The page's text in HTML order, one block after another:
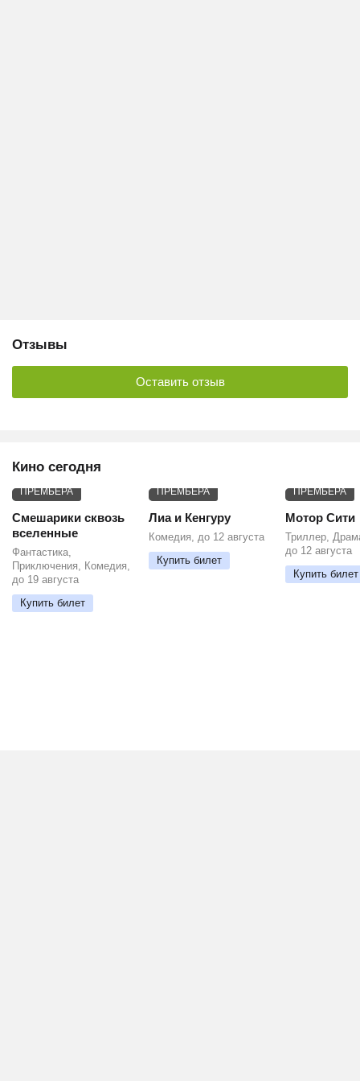
Отзывы
Оставить отзыв
Кино сегодня
ПРЕМЬЕРА
Смешарики сквозь
вселенные
Фантастика,
Приключения, Комедия,
до 19 августа
Купить билет
ПРЕМЬЕРА
Лиа и Кенгуру
Комедия, до 12 августа
Купить билет
ПРЕМЬЕРА
Мотор Сити
Триллер,
до 12 августа
Купить билет